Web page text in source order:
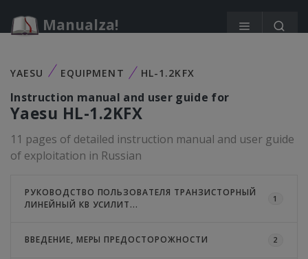
Manualza!
YAESU EQUIPMENT HL-1.2KFX
Instruction manual and user guide for
Yaesu HL-1.2KFX
11 pages of detailed instruction manual and user guide
of exploitation in Russian
РУКОВОДСТВО ПОЛЬЗОВАТЕЛЯ ТРАНЗИСТОРНЫЙ
ЛИНЕЙНЫЙ КВ УСИЛИТ...
1
ВВЕДЕНИЕ, МЕРЫ ПРЕДОСТОРОЖНОСТИ 2